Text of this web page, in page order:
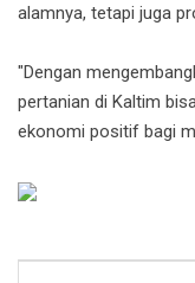
alamnya, tetapi juga
"Dengan
pertanian di Kaltim
ekonomi positif bagi